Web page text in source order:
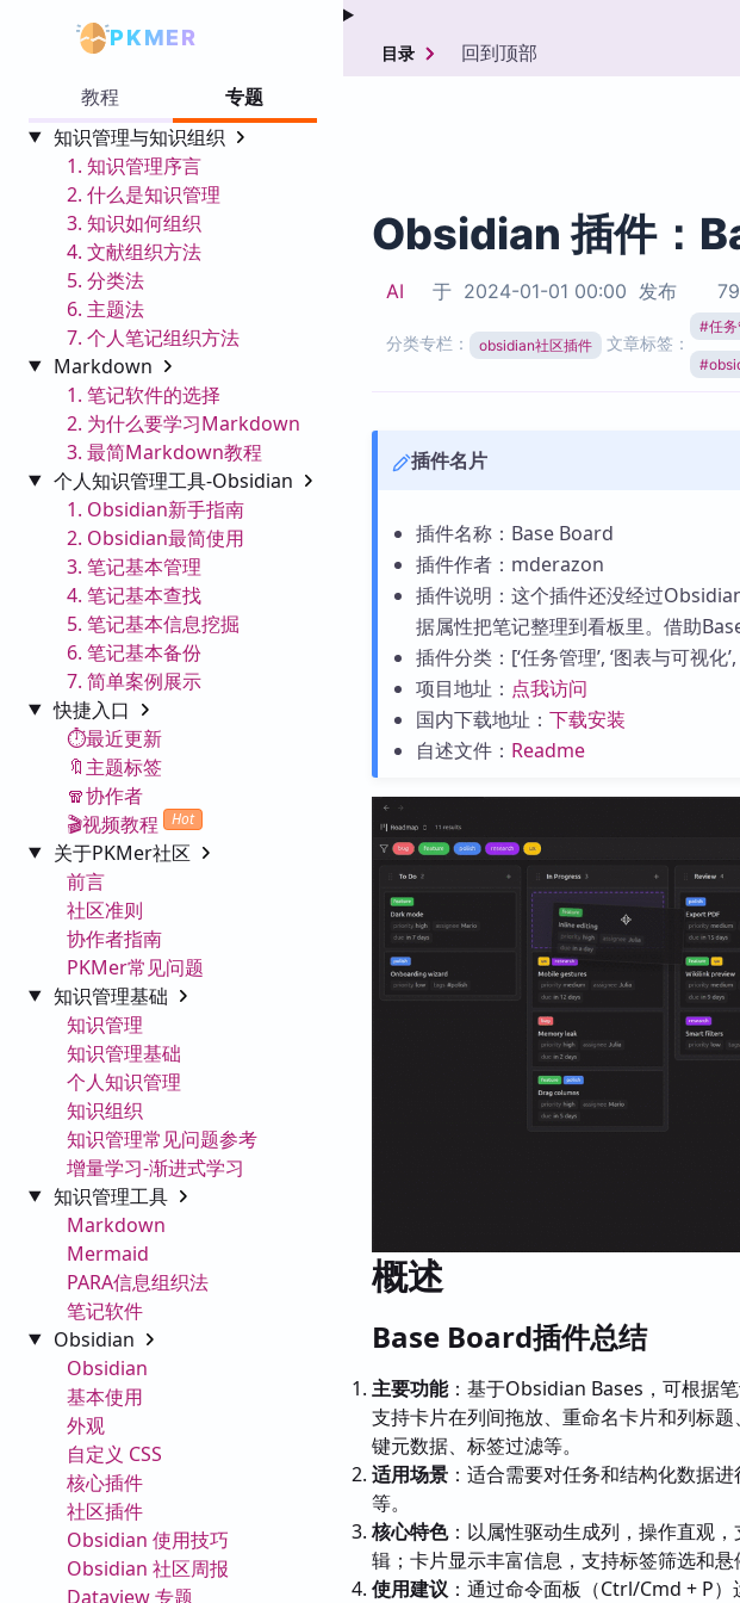
PKMER
教程
专题
知识管理与知识组织
1. 知识管理序言
2. 什么是知识管理
3. 知识如何组织
4. 文献组织方法
5. 分类法
6. 主题法
7. 个人笔记组织方法
Markdown
1. 笔记软件的选择
2. 为什么要学习Markdown
3. 最简Markdown教程
个人知识管理工具-Obsidian
1. Obsidian新手指南
2. Obsidian最简使用
3. 笔记基本管理
4. 笔记基本查找
5. 笔记基本信息挖掘
6. 笔记基本备份
7. 简单案例展示
快捷入口
⏱️最近更新
🔖主题标签
🧣协作者
🎬视频教程
Hot
关于PKMer社区
前言
社区准则
协作者指南
PKMer常见问题
知识管理基础
知识管理
知识管理基础
个人知识管理
知识组织
知识管理常见问题参考
增量学习-渐进式学习
知识管理工具
Markdown
Mermaid
PARA信息组织法
笔记软件
Obsidian
Obsidian
基本使用
外观
自定义 CSS
核心插件
社区插件
Obsidian 使用技巧
Obsidian 社区周报
Dataview 专题
目录 回到顶部
Obsidian 插件：
AI 于 2024-01-01 00:00 发布 79
分类专栏： obsidian社区插件 文章标签：
#任
#
插件名片
插件名称：Base Board
插件作者：mderazon
插件说明：这个插件还没经过
据属性把笔记整理到看板里。借助
插件分类：[‘任务管理’, ‘图表与可视化
项目地址： 点我访问
国内下载地址： 下载安装
自述文件： Readme
概述
Base Board插件总结
主要功能：基于Obsidian Bases，可根据
支持卡片在列间拖放、重命名卡片和列标
键元数据、标签过滤等。
适用场景 ：适合需要对任务和结构化数据
等。
核心特色：以属性驱动生成列，操作直观
辑；卡片显示丰富信息，支持标签筛选和
使用建议 ：通过命令面板（Ctrl/Cmd + P